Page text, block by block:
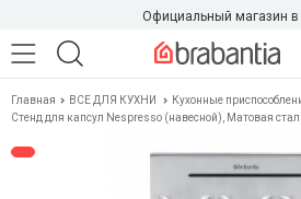
Официальный магазин в
Главная ВСЕ ДЛЯ КУХНИ
Кухонные
Стенд для капсул Nespresso (навесной), Матовая